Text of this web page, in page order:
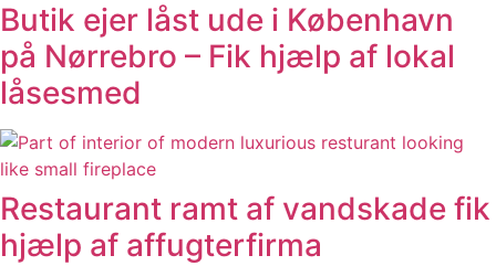
Butik ejer låst ude i København
på Nørrebro – Fik hjælp af lokal
låsesmed
Restaurant ramt af vandskade fik
hjælp af affugterfirma